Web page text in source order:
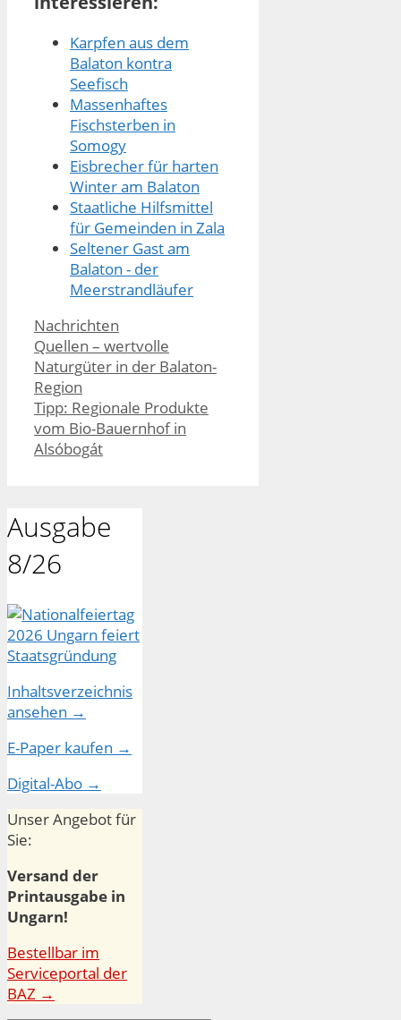
Karpfen aus dem
Balaton kontra
Seefisch
Massenhaftes
Fischsterben in
Somogy
Eisbrecher für harten
Winter am Balaton
Staatliche Hilfsmittel
für Gemeinden in Zala
Seltener Gast am
Balaton - der
Meerstrandläufer
Kategorien
Nachrichten
Quellen – wertvolle
Naturgüter in der Balaton-
Region
Tipp: Regionale Produkte
vom Bio-Bauernhof in
Alsóbogát
Ausgabe
8/26
Inhaltsverzeichnis
ansehen →
E-Paper kaufen →
Digital-Abo →
Unser Angebot für
Sie:
Versand der
Printausgabe in
Ungarn!
Bestellbar im
Serviceportal der
BAZ →